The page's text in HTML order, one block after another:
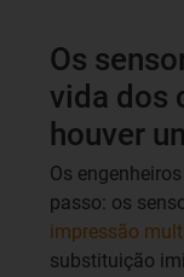
Os
vida dos
houver
Os
passo: os
impressão
substituição